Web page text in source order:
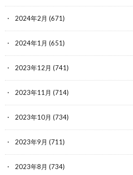
2024年2月 (671)
2024年1月 (651)
2023年12月 (741)
2023年11月 (714)
2023年10月 (734)
2023年9月 (711)
2023年8月 (734)